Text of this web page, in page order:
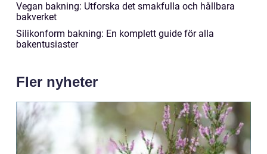
Vegan bakning: Utforska det smakfulla och hållbara
bakverket
Silikonform bakning: En komplett guide för alla
bakentusiaster
Fler nyheter